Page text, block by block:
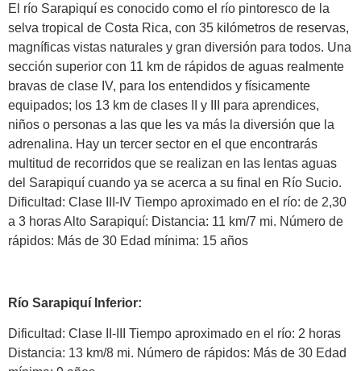
El río Sarapiquí es conocido como el río pintoresco de la
selva tropical de Costa Rica, con 35 kilómetros de reservas,
magníficas vistas naturales y gran diversión para todos. Una
sección superior con 11 km de rápidos de aguas realmente
bravas de clase IV, para los entendidos y físicamente
equipados; los 13 km de clases II y III para aprendices,
niños o personas a las que les va más la diversión que la
adrenalina. Hay un tercer sector en el que encontrarás
multitud de recorridos que se realizan en las lentas aguas
del Sarapiquí cuando ya se acerca a su final en Río Sucio.
Dificultad: Clase III-IV Tiempo aproximado en el río: de 2,30
a 3 horas Alto Sarapiquí: Distancia: 11 km/7 mi. Número de
rápidos: Más de 30 Edad mínima: 15 años
Río Sarapiquí Inferior:
Dificultad: Clase II-III Tiempo aproximado en el río: 2 horas
Distancia: 13 km/8 mi. Número de rápidos: Más de 30 Edad